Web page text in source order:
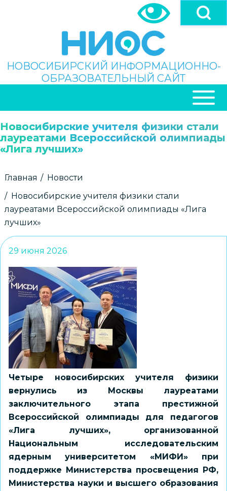
Поиск
НОВОСИБИРСКИЙ ИНФОРМАЦИОННО-
ОБРАЗОВАТЕЛЬНЫЙ САЙТ
НАВИГАЦИЯ
Новосибирские учителя физики стали
лауреатами Всероссийской олимпиады
«Лига лучших»
Строка
Главная
Новости
Новосибирские учителя физики стали
лауреатами Всероссийской олимпиады «Лига
лучших»
29 июня 2026
Четыре новосибирских учителя физики
вернулись из Москвы лауреатами
заключительного этапа престижной
Всероссийской олимпиады для педагогов
«Лига лучших», организованной
Национальным исследовательским
ядерным университетом «МИФИ» при
поддержке Министерства просвещения РФ,
Министерства науки и высшего образования